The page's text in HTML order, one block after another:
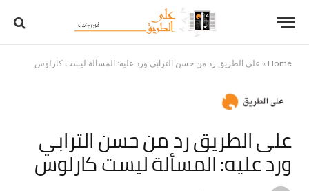
Home
» على الطريق رد من حسن الترابي ورد عليه: المسألة ليست كارلوس
على الطريق رد من حسن الترابي
ورد عليه: المسألة ليست كارلوس